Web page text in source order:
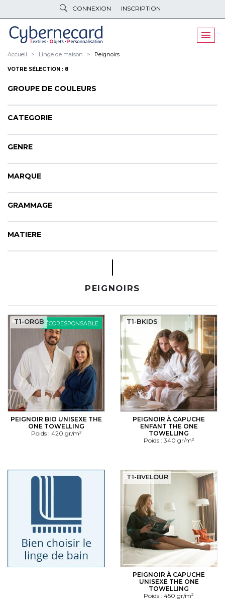
CONNEXION INSCRIPTION
VÊTEMENTSDE TRAVAIL
VÊTEMENTS D'IMAGE
PARAPLUIES & BAGAGERIE
PELUCHES& GOODIES
RESPONSABLE
PROMOS
LA SOCIÉTÉ
SERVICES
MARQUES & CERTIFICATS
BLOG
CONTACT
Accueil Linge de maison Peignoirs
VOTRE SÉLECTION : 8
GROUPE DE COULEURS
CATEGORIE
GENRE
MARQUE
GRAMMAGE
MATIERE
PEIGNOIRS
ÉCORESPONSABLE
PEIGNOIR BIO UNISEXE THE
ONE TOWELLING
Poids : 420 gr/m²
T1-ORGB
PEIGNOIR À CAPUCHE
ENFANT THE ONE
TOWELLING
Poids : 340 gr/m²
T1-BKIDS
PEIGNOIR À CAPUCHE
UNISEXE THE ONE
TOWELLING
Poids : 450 gr/m²
T1-BVELOUR